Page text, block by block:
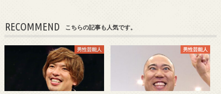
RECOMMEND こちらの記事も人気です。
男性芸能人 男性芸能人